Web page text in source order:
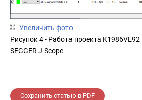
Увеличить фото
Рисунок 4 - Работа проекта
SEGGER J-Scope
Сохранить статью в PDF